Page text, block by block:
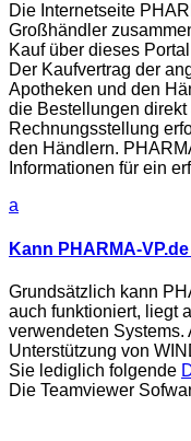
Die Internetseite
Großhändler
Kauf über dieses
Der Kaufvertrag der
Apotheken und den
die Bestellungen
Rechnungsstellung
den Händlern.
Informationen für ein
a
Kann PHARMA-
Grundsätzlich kann
auch funktioniert, liegt
verwendeten Systems.
Unterstützung von
Sie lediglich folgende
Die Teamviewer